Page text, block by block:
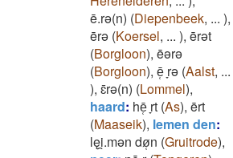
ē.rǝ(n) (Diepenbeek, ... ),
ērǝ (Koersel, ... ), ērǝt
(Borgloon), ēǝrǝ
(Borgloon), ē̜ ̞rǝ (Aalst, ...
), ɛ̄rǝ(n) (Lommel),
haard: hē̜ ̞rt (As), ērt
(Maaseik), lemen den:
lęi̯.mǝn dø̜n (Gruitrode),